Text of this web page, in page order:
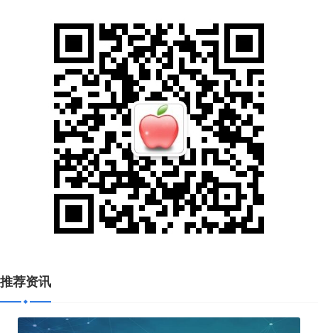
推荐资讯